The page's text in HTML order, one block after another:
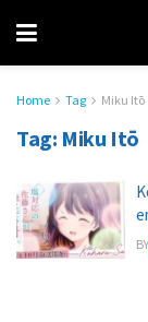
Home Tag Miku Itō
Tag: Miku Itō
BY